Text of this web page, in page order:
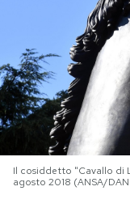
NEWSLETTER
I MIEI PREFERITI
SHOP
CALENDARIO
Il cosiddetto "Cavallo di
agosto 2018 (ANSA/